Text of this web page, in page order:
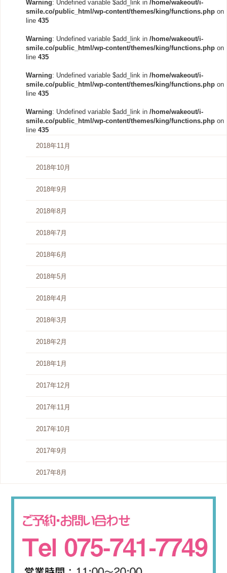
Warning: Undefined variable $add_link in /home/wakeout/i-
smile.co/public_html/wp-content/themes/king/functions.php on
line 435
Warning: Undefined variable $add_link in /home/wakeout/i-
smile.co/public_html/wp-content/themes/king/functions.php on
line 435
Warning: Undefined variable $add_link in /home/wakeout/i-
smile.co/public_html/wp-content/themes/king/functions.php on
line 435
Warning: Undefined variable $add_link in /home/wakeout/i-
smile.co/public_html/wp-content/themes/king/functions.php on
line 435
2018年11月
2018年10月
2018年9月
2018年8月
2018年7月
2018年6月
2018年5月
2018年4月
2018年3月
2018年2月
2018年1月
2017年12月
2017年11月
2017年10月
2017年9月
2017年8月